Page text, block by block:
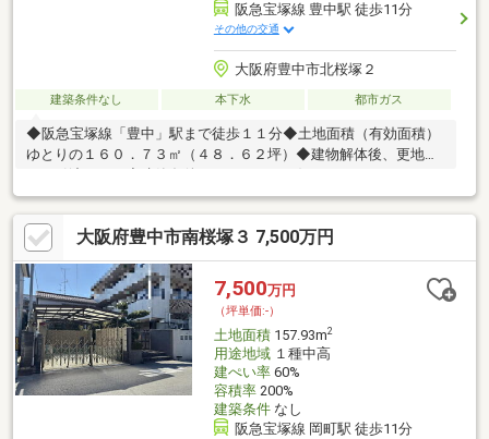
阪急宝塚線 豊中駅 徒歩11分
その他の交通
大阪府豊中市北桜塚２
建築条件なし 本下水 都市ガス
◆阪急宝塚線「豊中」駅まで徒歩１１分◆土地面積（有効面積）
ゆとりの１６０．７３㎡（４８．６２坪）◆建物解体後、更地で
ー・工務店にて建築できます◆北側接道のため、南側に居住スペ
ースを確保できます◆プライバシーに配慮されたお庭の設置も可
能です◆周辺は既に建物が建っているため、現地にて実際の住環
境を確認できます◆建ぺい率６０％、容積率１６０％◆公営水
道、公共下水、都市ガスが利用可能～周辺環境～・豊中市立桜塚
小学校まで２９０ｍ（徒歩４分）・豊中市立第三中学校まで６４
０ｍ（徒歩８分）・ライフ豊中店まで６８０ｍ（徒歩９分）
大阪府豊中市南桜塚３ 7,500万円
7,500万円
（坪単価:-）
土地面積157.93m2
用途地域１種中高
建ぺい率60%
容積率200%
建築条件なし
阪急宝塚線 岡町駅 徒歩11分